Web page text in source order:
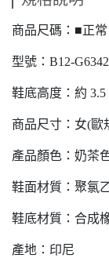
商品尺碼：■正
型號：B12-
鞋底高度：約 3.5
商品尺寸：女(歐
產品顏色：奶茶
鞋面材質：聚氯
鞋底材質：合成
產地：印尼